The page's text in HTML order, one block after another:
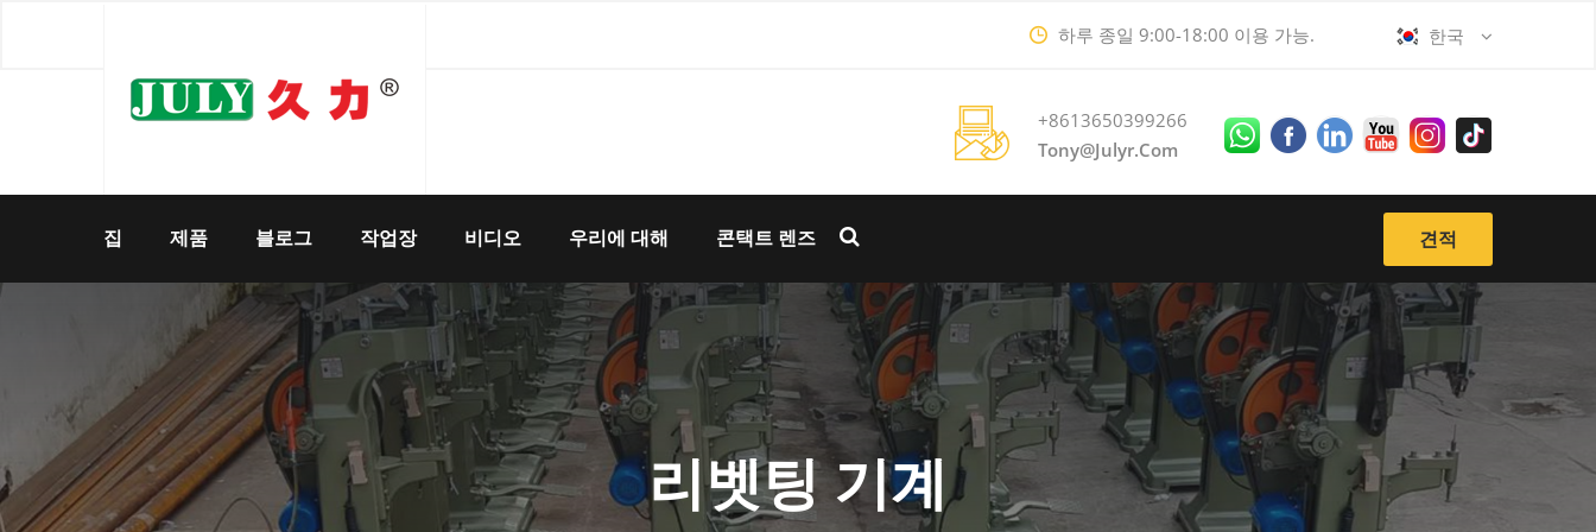
하루 종일 9:00-18:00 이용 가능. 한국
+8613650399266
Tony@julyr.com
집 제품 블로그 작업장 비디오 우리에 대해 콘택트 렌즈 견적
리벳팅 기계